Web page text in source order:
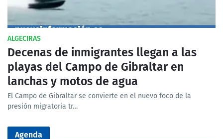
ALGECIRAS
Decenas de inmigrantes llegan a las
playas del Campo de Gibraltar en
lanchas y motos de agua
El Campo de Gibraltar se convierte en el nuevo foco de la
presión migratoria tr…
Agenda